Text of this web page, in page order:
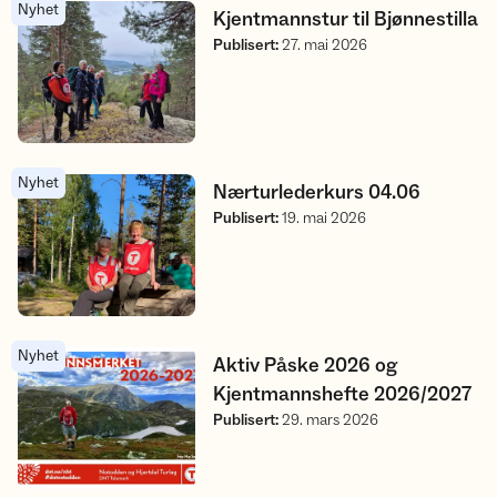
Kjentmannstur til Bjønnestilla
Nyhet
Publisert:27. mai 2026
Kjentmannstur til Bjønnestilla
Nærturlederkurs 04.06
Nyhet
Publisert:19. mai 2026
Nærturlederkurs 04.06
Aktiv Påske 2026 og Kjentmannshefte 2026/2027
Nyhet
Publisert:29. mars 2026
Aktiv Påske 2026 og
Kjentmannshefte 2026/2027